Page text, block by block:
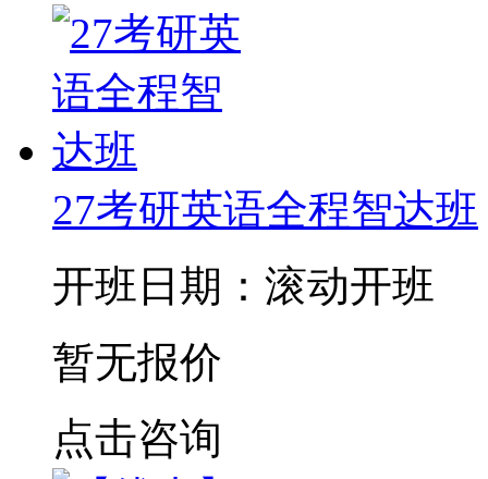
27考研英语全程智达班
开班日期：滚动开班
暂无报价
点击咨询